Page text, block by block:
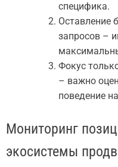
специфика.
Оставление
запросов –
Фокус
– важно
поведение
Мониторинг
экосистемы